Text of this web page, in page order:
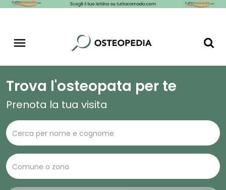
Trova l'osteopata per te
Prenota la tua visita